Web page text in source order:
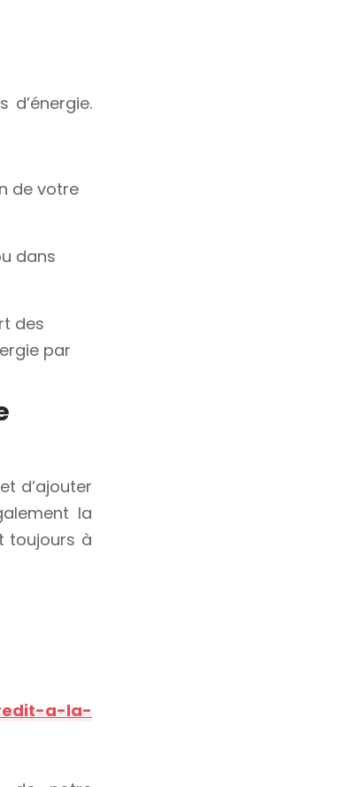
d’énergie.
de votre
dans
des
par
d’ajouter
la
toujours à
a-la-